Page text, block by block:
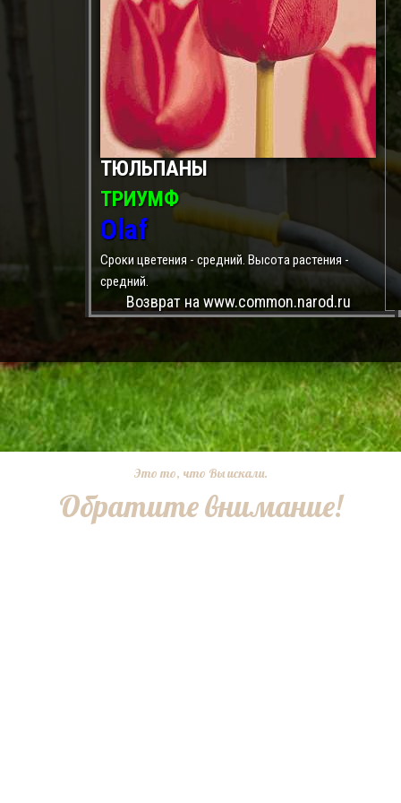
ТЮЛЬПАНЫ
ТРИУМФ
Olaf
Сроки цветения - средний. Высота растения -
средний.
Возврат на www.common.narod.ru
Это то, что Вы искали.
Обратите внимание!